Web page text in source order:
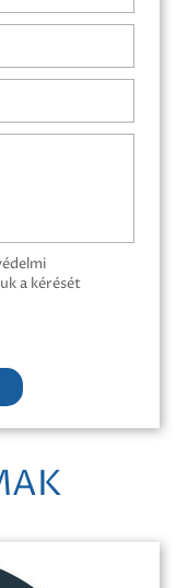
a kérését